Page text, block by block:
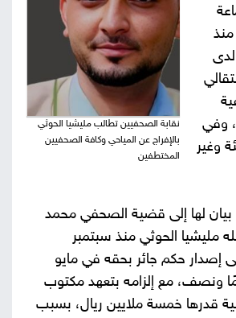
البحث
نقابة الصحفيين تطالب مليشيا الحوثي
بالإفراج عن المياحي وكافة الصحفيين
المختطفين
وفي
وغير
بيان لها إلى قضية الصحفي محمد
مليشيا الحوثي منذ سبتمبر
إصدار حكم جائر بحقه في مايو
ونصف، مع إلزامه بتعهد مكتوب
قدرها خمسة ملايين ريال، بسبب